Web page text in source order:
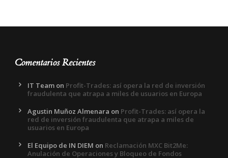
Comentarios Recientes
IT Team on Profit-Trades: así opera la red de inversión
fraudulenta que atrapa a miles de usuarios en Europa
Agustin Muñoz Almenara on Profit-Trades: así opera la
red de inversión fraudulenta que atrapa a miles de
usuarios en Europa
El Equipo de IN DIEM on Reclamación MXC Bit2Me:
Anulación de Operaciones y Bloqueo de Fondos